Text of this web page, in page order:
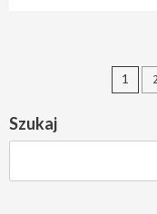
1
Szukaj